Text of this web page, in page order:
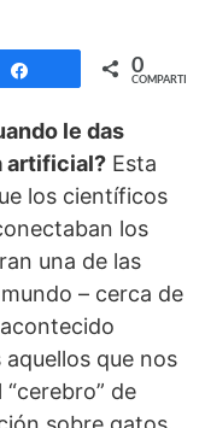
Compartir 0
COMPARTIR
le das
artificial? Esta
los científicos
los
una de las
– cerca de
que nos
de